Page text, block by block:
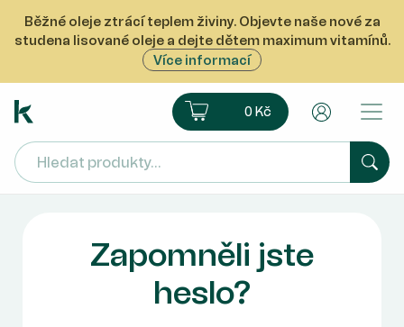
Běžné oleje ztrácí teplem živiny. Objevte naše nové za
studena lisované oleje a dejte dětem maximum vitamínů.
Více informací
Ekoprodukt e-shop Košík0 Kč
Zapomněli jste
heslo?